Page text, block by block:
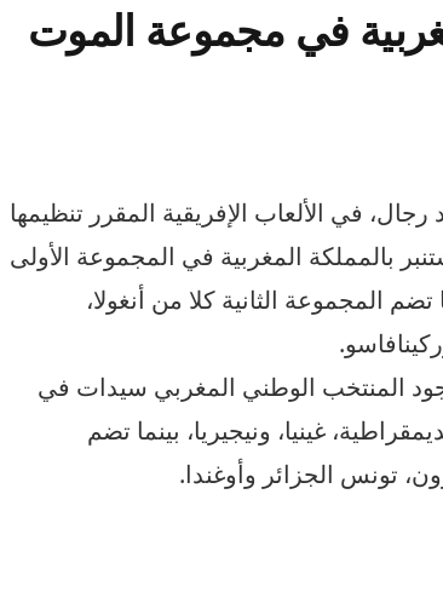
في مجموعة الموت
في الألعاب الإفريقية المقرر تنظيمها
19غشت و فاتح شتنبر بالمملكة المغربية في المجموعة الأولى
المجموعة الثانية كلا من أنغولا،
المنتخب الوطني المغربي سيدات في
غينيا، ونيجيريا، بينما تضم
تونس الجزائر وأوغندا.